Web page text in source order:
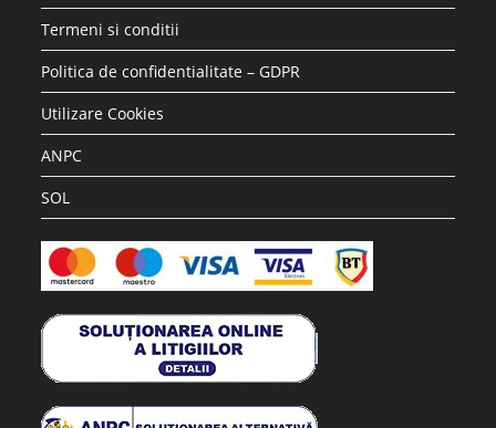
Termeni si conditii
Politica de confidentialitate – GDPR
Utilizare Cookies
ANPC
SOL